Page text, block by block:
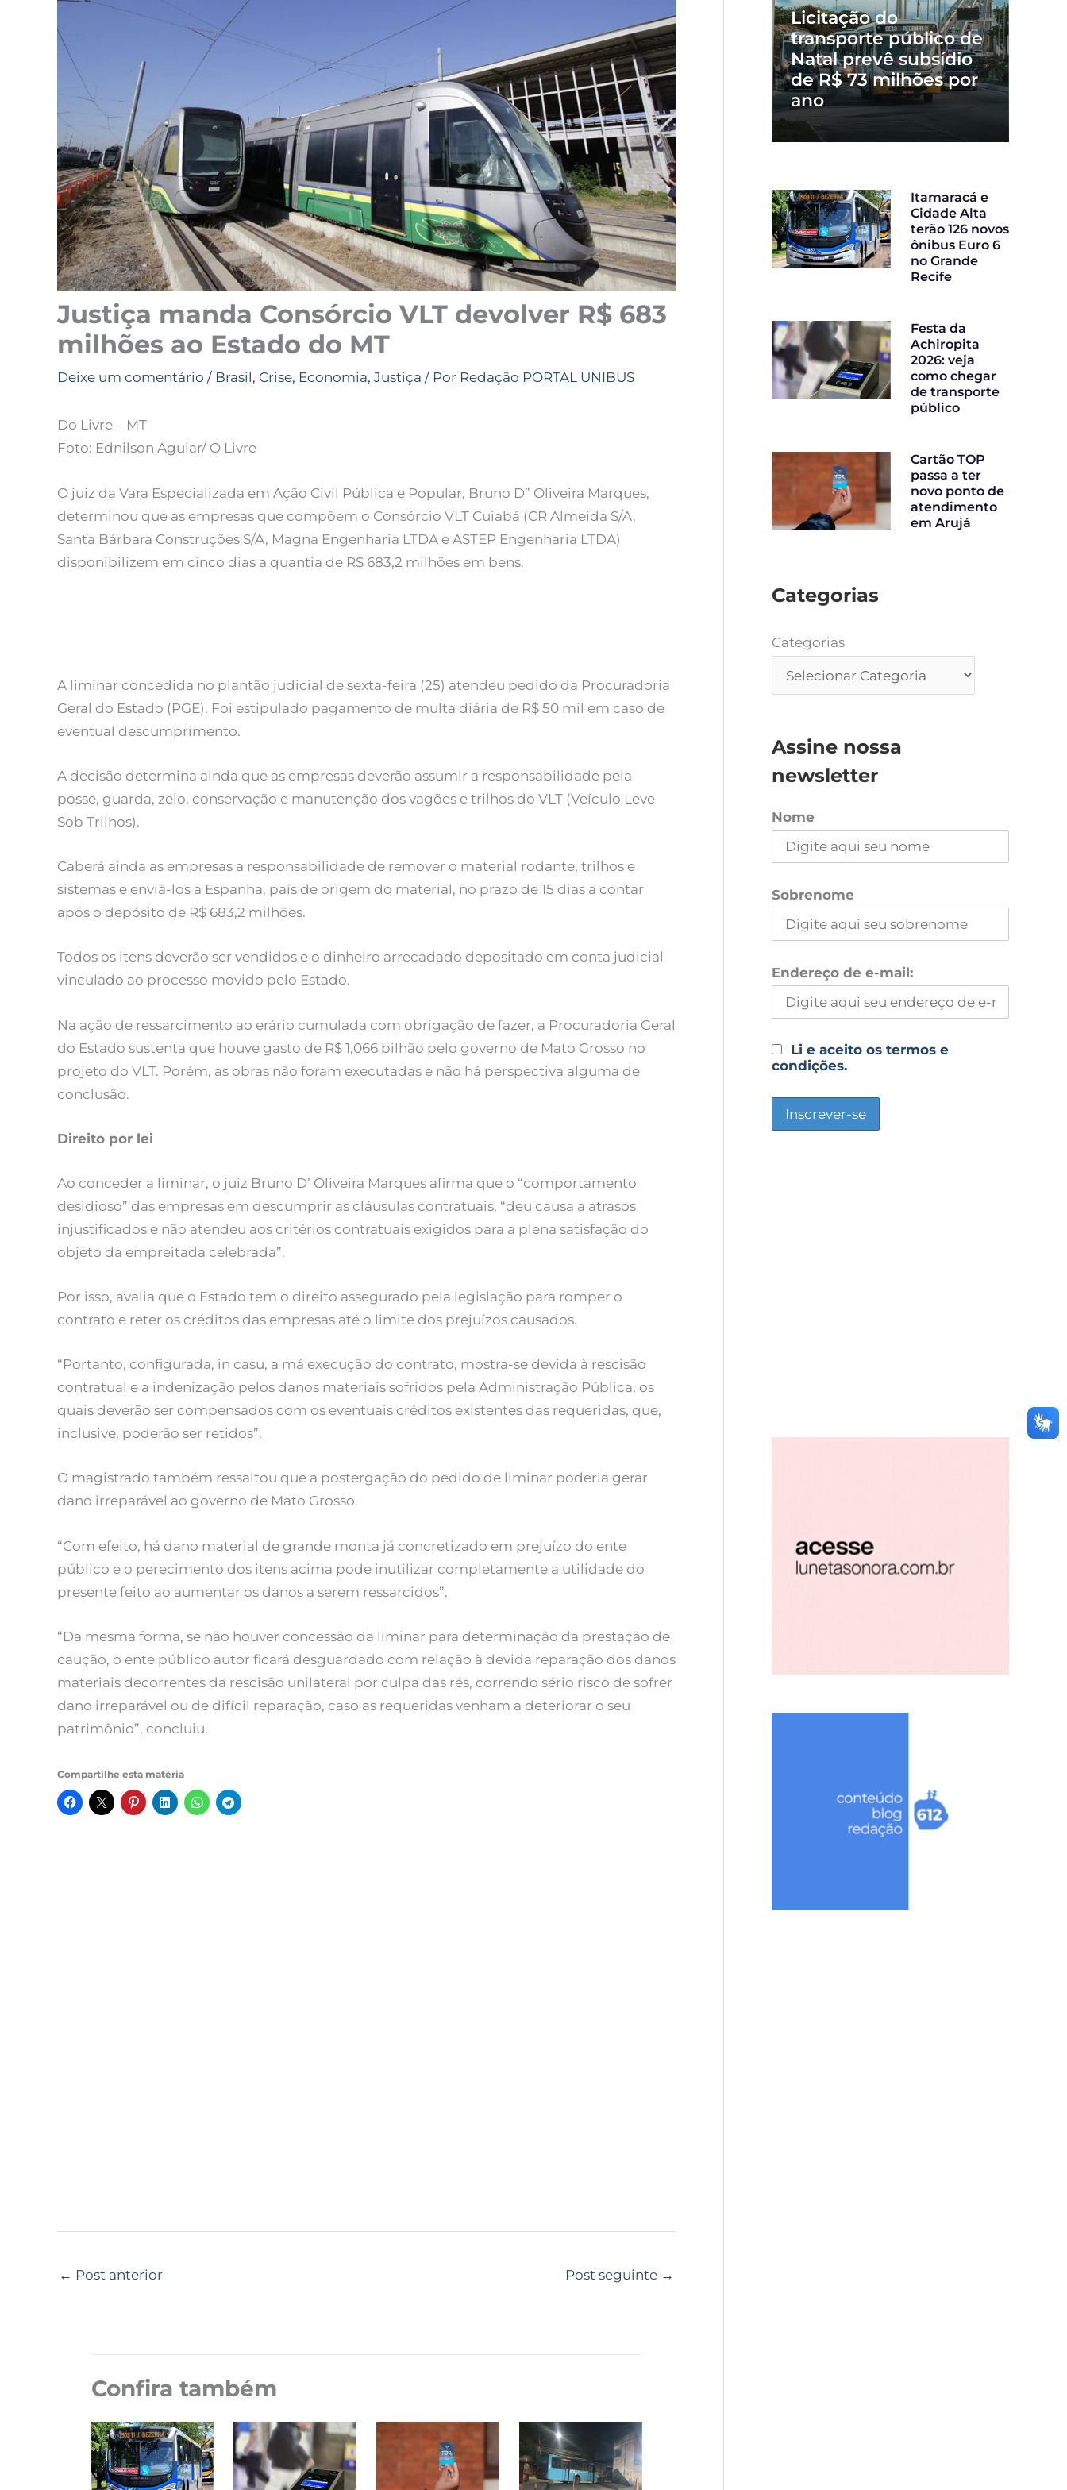
Justiça manda Consórcio VLT devolver R$ 683
milhões ao Estado do MT
Deixe um comentário / Brasil, Crise, Economia, Justiça / Por Redação PORTAL UNIBUS
Do Livre – MT
Foto: Ednilson Aguiar/ O Livre
O juiz da Vara Especializada em Ação Civil Pública e Popular, Bruno D” Oliveira Marques,
determinou que as empresas que compõem o Consórcio VLT Cuiabá (CR Almeida S/A,
Santa Bárbara Construções S/A, Magna Engenharia LTDA e ASTEP Engenharia LTDA)
disponibilizem em cinco dias a quantia de R$ 683,2 milhões em bens.
A liminar concedida no plantão judicial de sexta-feira (25) atendeu pedido da Procuradoria
Geral do Estado (PGE). Foi estipulado pagamento de multa diária de R$ 50 mil em caso de
eventual descumprimento.
A decisão determina ainda que as empresas deverão assumir a responsabilidade pela
posse, guarda, zelo, conservação e manutenção dos vagões e trilhos do VLT (Veículo Leve
Sob Trilhos).
Caberá ainda as empresas a responsabilidade de remover o material rodante, trilhos e
sistemas e enviá-los a Espanha, país de origem do material, no prazo de 15 dias a contar
após o depósito de R$ 683,2 milhões.
Todos os itens deverão ser vendidos e o dinheiro arrecadado depositado em conta judicial
vinculado ao processo movido pelo Estado.
Na ação de ressarcimento ao erário cumulada com obrigação de fazer, a Procuradoria Geral
do Estado sustenta que houve gasto de R$ 1,066 bilhão pelo governo de Mato Grosso no
projeto do VLT. Porém, as obras não foram executadas e não há perspectiva alguma de
conclusão.
Direito por lei
Ao conceder a liminar, o juiz Bruno D’ Oliveira Marques afirma que o “comportamento
desidioso” das empresas em descumprir as cláusulas contratuais, “deu causa a atrasos
injustificados e não atendeu aos critérios contratuais exigidos para a plena satisfação do
objeto da empreitada celebrada”.
Por isso, avalia que o Estado tem o direito assegurado pela legislação para romper o
contrato e reter os créditos das empresas até o limite dos prejuízos causados.
“Portanto, configurada, in casu, a má execução do contrato, mostra-se devida à rescisão
contratual e a indenização pelos danos materiais sofridos pela Administração Pública, os
quais deverão ser compensados com os eventuais créditos existentes das requeridas, que,
inclusive, poderão ser retidos”.
O magistrado também ressaltou que a postergação do pedido de liminar poderia gerar
dano irreparável ao governo de Mato Grosso.
“Com efeito, há dano material de grande monta já concretizado em prejuízo do ente
público e o perecimento dos itens acima pode inutilizar completamente a utilidade do
presente feito ao aumentar os danos a serem ressarcidos”.
“Da mesma forma, se não houver concessão da liminar para determinação da prestação de
caução, o ente público autor ficará desguardado com relação à devida reparação dos danos
materiais decorrentes da rescisão unilateral por culpa das rés, correndo sério risco de sofrer
dano irreparável ou de difícil reparação, caso as requeridas venham a deteriorar o seu
patrimônio”, concluiu.
Compartilhe esta matéria
← Post anterior Post seguinte →
Confira também
Licitação do
transporte público de
Natal prevê subsídio
de R$ 73 milhões por
ano
Itamaracá e
Cidade Alta
terão 126 novos
ônibus Euro 6
no Grande
Recife
Festa da
Achiropita
2026: veja
como chegar
de transporte
público
Cartão TOP
passa a ter
novo ponto de
atendimento
em Arujá
Categorias
Categorias
Assine nossa
newsletter
Nome
Sobrenome
Endereço de e-mail:
Li e aceito os termos e
condições.